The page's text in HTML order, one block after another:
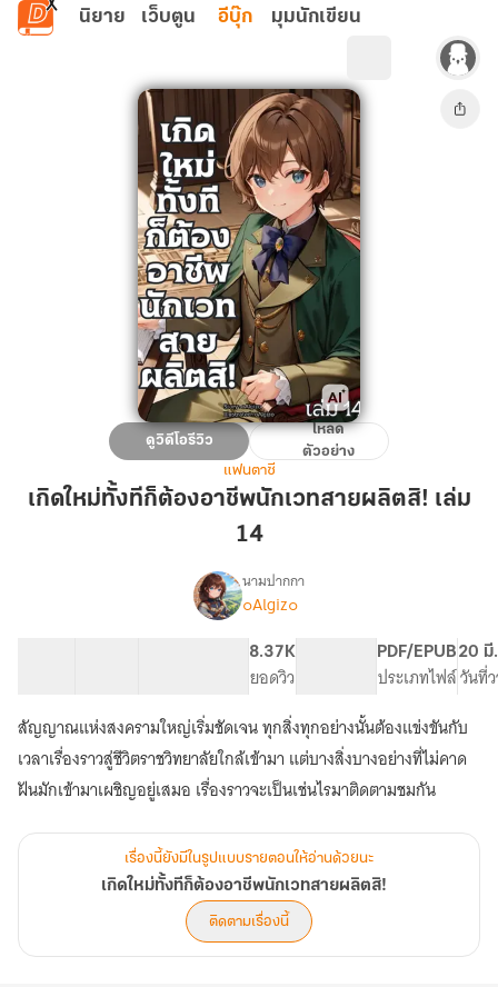
ข้ามไปยังเนื้อหาหลัก
นิยาย เว็บตูน อีบุ๊ก มุมนักเขียน
เกิด
ใหม่
ทั้งที
สิ!
เล่ม
14
ดูวิดีโอรีวิว
โหลด
ตัวอย่าง
แฟนตาซี
เกิดใหม่ทั้งทีก็ต้องอาชีพนักเวทสายผลิตสิ! เล่ม
14
เรื่อง
ใหม่
ทั้งที
ก็
อาชีพ
นัก
เวท
สาย
สิ!
นามปากกา
๐Algiz๐
8.37K
ยอดวิว
PDF/EPUB
ประเภทไฟล์
20 มี
วันที่
สัญญาณแห่งสงครามใหญ่เริ่มชัดเจน ทุกสิ่งทุกอย่างนั้นต้องแข่งขันกับ
เวลาเรื่องราวสู่ชีวิตราชวิทยาลัยใกล้เข้ามา แต่บางสิ่งบางอย่างที่ไม่คาด
ฝันมักเข้ามาเผชิญอยู่เสมอ เรื่องราวจะเป็นเช่นไรมาติดตามชมกัน
เรื่องนี้ยังมีในรูปแบบรายตอนให้อ่านด้วยนะ
เกิดใหม่ทั้งทีก็ต้องอาชีพนักเวทสายผลิตสิ!
ติดตามเรื่องนี้